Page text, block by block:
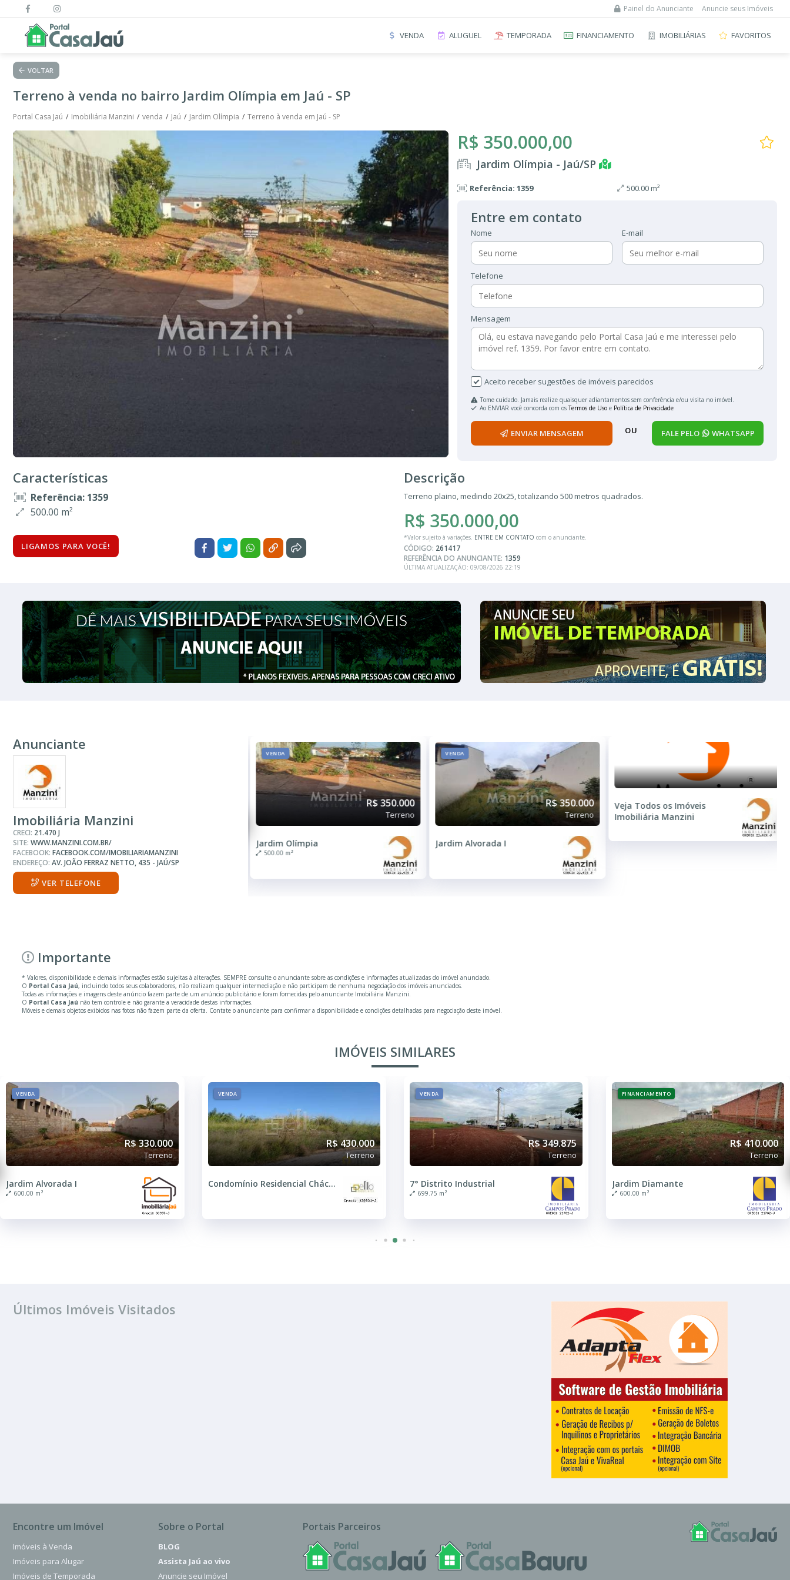
Painel do Anunciante Anuncie seus Imóveis
VENDA ALUGUEL TEMPORADA FINANCIAMENTO IMOBILIÁRIAS FAVORITOS
VOLTAR
Terreno à venda no bairro Jardim Olímpia em Jaú - SP
Portal Casa Jaú Imobiliária Manzini venda Jaú Jardim Olímpia Terreno à venda em Jaú - SP
R$ 350.000,00
Jardim Olímpia - Jaú/SP
Referência: 1359 500.00 m²
Entre em contato
Nome E-mail
Telefone
Mensagem
Aceito receber sugestões de imóveis parecidos
Tome cuidado. Jamais realize quaisquer adiantamentos sem conferência e/ou visita no imóvel.
Ao ENVIAR você concorda com osTermos de Uso e Política de Privacidade
ENVIAR MENSAGEM OU FALE PELO WHATSAPP
Características
Referência: 1359
500.00 m²
LIGAMOS PARA VOCÊ!
Descrição
Terreno plaino, medindo 20x25, totalizando 500 metros quadrados.
R$ 350.000,00
*Valor sujeito à variações. ENTRE EM CONTATO com o anunciante.
CÓDIGO: 261417
REFERÊNCIA DO ANUNCIANTE: 1359
ÚLTIMA ATUALIZAÇÃO: 09/08/2026 22:19
Anunciante
Imobiliária Manzini
CRECI: 21.470 J
SITE: WWW.MANZINI.COM.BR/
FACEBOOK: FACEBOOK.COM/IMOBILIARIAMANZINI
ENDEREÇO: AV. JOÃO FERRAZ NETTO, 435 - JAÚ/SP
VER TELEFONE
Centro
VENDA
R$ 350.000
Terreno
Jardim Olímpia
500.00 m²
VENDA
R$ 350.000
Terreno
Jardim Alvorada I
Veja Todos os Imóveis
Imobiliária Manzini
Importante
* Valores, disponibilidade e demais informações estão sujeitas à alterações. SEMPRE consulte o anunciante sobre as condições e informações atualizadas do imóvel anunciado.
O Portal Casa Jaú, incluindo todos seus colaboradores, não realizam qualquer intermediação e não participam de nenhuma negociação dos imóveis anunciados.
Todas as informações e imagens deste anúncio fazem parte de um anúncio publicitário e foram fornecidas pelo anunciante Imobiliária Manzini.
O Portal Casa Jaú não tem controle e não garante a veracidade destas informações.
Móveis e demais objetos exibidos nas fotos não fazem parte da oferta. Contate o anunciante para confirmar a disponibilidade e condições detalhadas para negociação deste imóvel.
IMÓVEIS SIMILARES
VENDA
R$ 330.000
Terreno
Jardim Alvorada I
600.00 m²
VENDA
R$ 430.000
Terreno
Condomínio Residencial Chácaras do Botelho
VENDA
R$ 349.875
Terreno
7° Distrito Industrial
699.75 m²
FINANCIAMENTO
R$ 410.000
Terreno
Jardim Diamante
600.00 m²
Últimos Imóveis Visitados
Encontre um Imóvel
Imóveis à Venda
Imóveis para Alugar
Imóveis de Temporada
Sobre o Portal
BLOG
Assista Jaú ao vivo
Anuncie seu Imóvel
Portais Parceiros